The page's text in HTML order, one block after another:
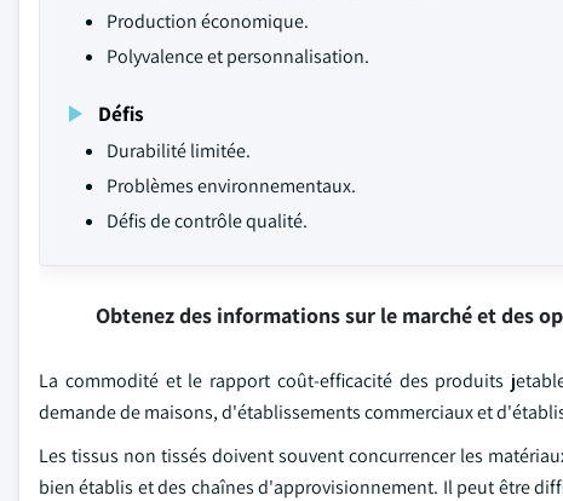
Production économique.
Polyvalence et personnalisation.
Défis
Durabilité limitée.
Problèmes environnementaux.
Défis de contrôle qualité.
Obtenez des informations sur le marché et des
La commodité et le rapport coût-efficacité des produits
demande de maisons, d'établissements commerciaux et
Les tissus non tissés doivent souvent concurrencer les
bien établis et des chaînes d'approvisionnement. Il peut être